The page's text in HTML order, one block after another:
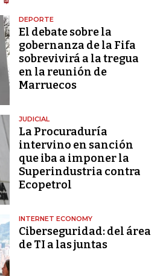
DEPORTE
El debate sobre la
gobernanza de la Fifa
sobrevivirá a la tregua
en la reunión de
Marruecos
JUDICIAL
La Procuraduría
intervino en sanción
que iba a imponer la
Superindustria contra
Ecopetrol
INTERNET ECONOMY
Ciberseguridad: del área
de TI a las juntas